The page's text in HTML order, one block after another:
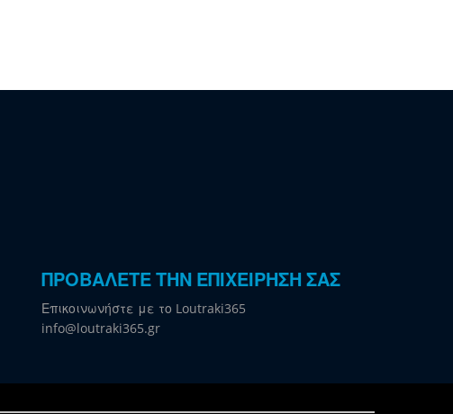
ΠΡΟΒΑΛΕΤΕ ΤΗΝ ΕΠΙΧΕΙΡΗΣΗ ΣΑΣ
Επικοινωνήστε με το Loutraki365
info@loutraki365.gr